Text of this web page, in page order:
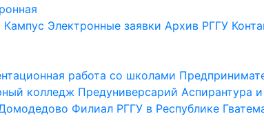
Кампус Электронные заявки Архив РГГУ
работа со школами
колледж Предуниверсарий Аспирантура
Филиал РГГУ в Республике